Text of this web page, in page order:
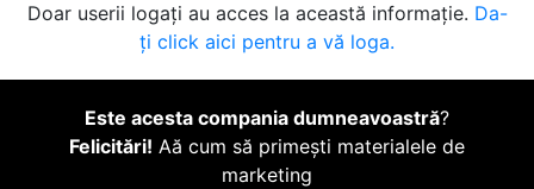
Doar userii logați au acces la această informație. Da-
ți click aici pentru a vă loga.
Este acesta compania dumneavoastră?
Felicitări! Aă cum să primești materialele de
marketing